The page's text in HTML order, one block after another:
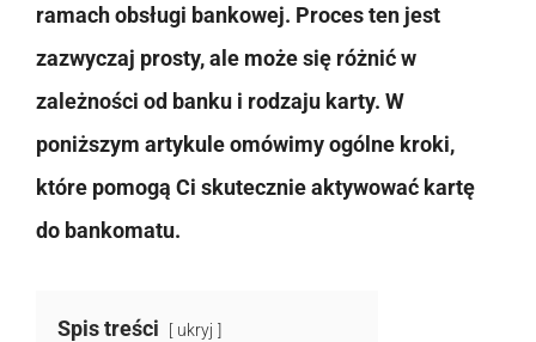
ramach obsługi bankowej. Proces ten jest
zazwyczaj prosty, ale może się różnić w
zależności od banku i rodzaju karty. W
poniższym artykule omówimy ogólne kroki,
które pomogą Ci skutecznie aktywować kartę
do bankomatu.
Spis treści ukryj